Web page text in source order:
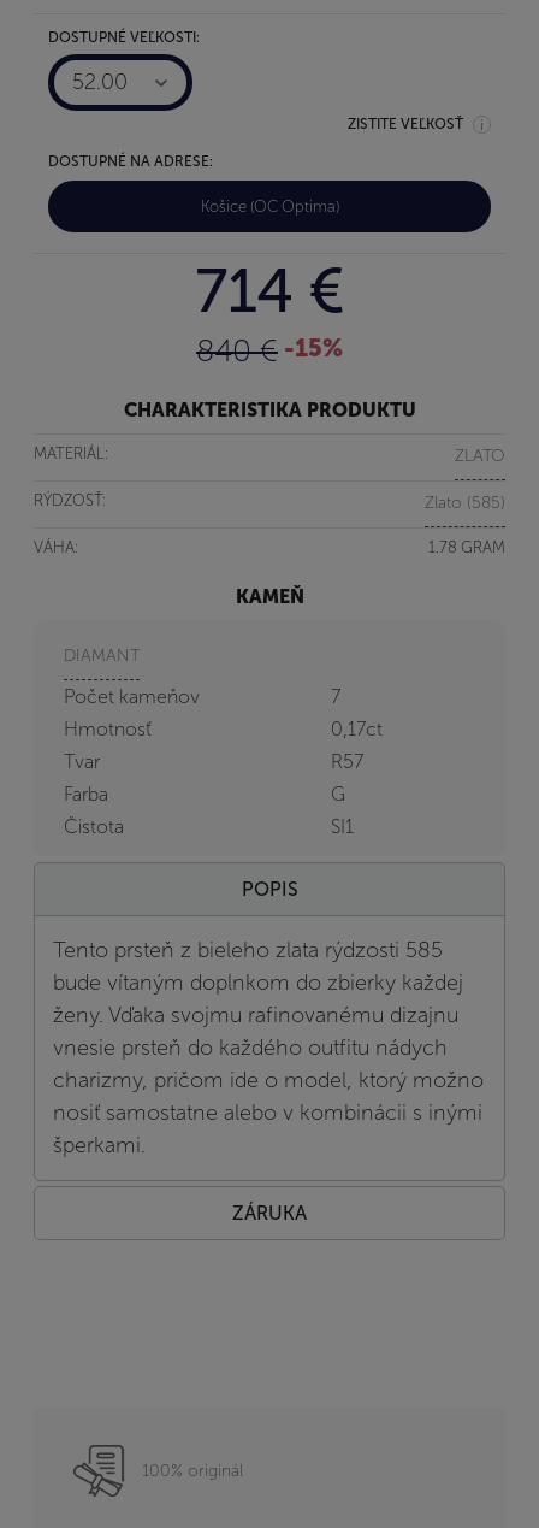
DOSTUPNÉ VEĽKOSTI:
52.00
ZISTITE VEĽKOSŤ
DOSTUPNÉ NA ADRESE:
Košice (OC Optima)
714 €
840 € -15%
CHARAKTERISTIKA PRODUKTU
MATERIÁL: ZLATO
RÝDZOSŤ: Zlato (585)
VÁHA: 1.78 GRAM
KAMEŇ
DIAMANT
Počet kameňov
7
Hmotnosť
0,17ct
Tvar
R57
Farba
G
Čistota
SI1
POPIS
Tento prsteň z bieleho zlata rýdzosti 585
bude vítaným doplnkom do zbierky každej
ženy. Vďaka svojmu rafinovanému dizajnu
vnesie prsteň do každého outfitu nádych
charizmy, pričom ide o model, ktorý možno
nosiť samostatne alebo v kombinácii s inými
šperkami.
ZÁRUKA
100% originál